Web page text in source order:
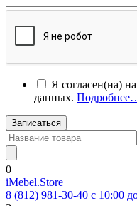
Я согласен(на)
данных.
Записаться
0
iMebel.Store
8 (812) 981-30-40 c 10:00